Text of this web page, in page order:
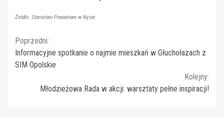
Źródło: Starostwo Powiatowe w Nysie
Continue
Reading
Poprzedni:
Informacyjne spotkanie o najmie mieszkań w Głuchołazach z
SIM Opolskie
Kolejny:
Młodzieżowa Rada w akcji: warsztaty pełne inspiracji!